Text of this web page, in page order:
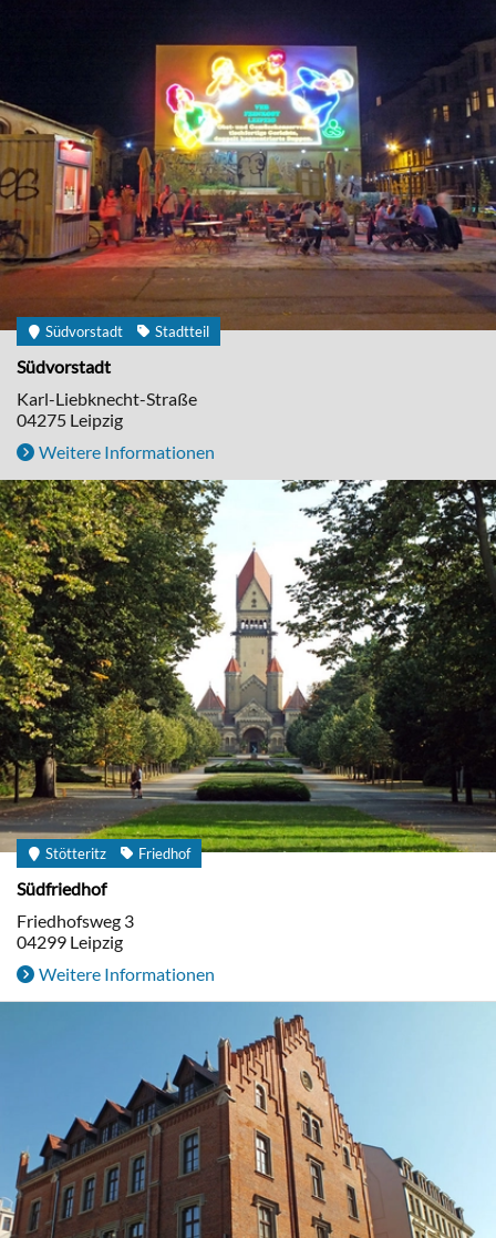
Südvorstadt Stadtteil
Südvorstadt
Karl-Liebknecht-Straße
04275 Leipzig
Weitere Informationen
Stötteritz Friedhof
Südfriedhof
Friedhofsweg 3
04299 Leipzig
Weitere Informationen